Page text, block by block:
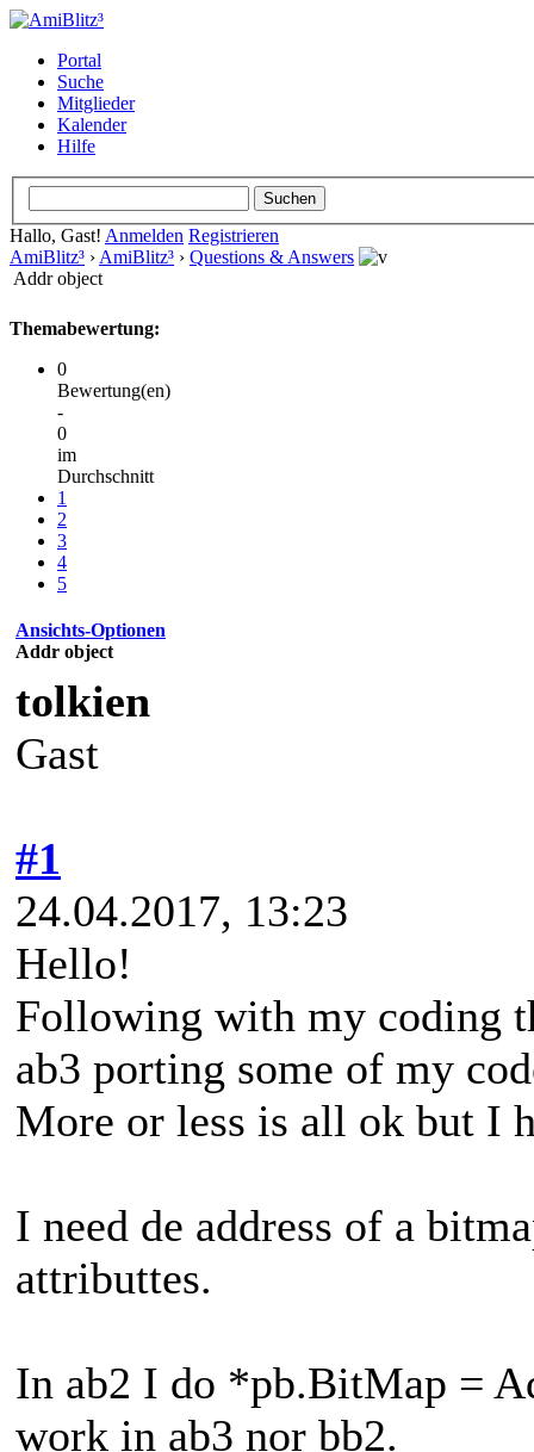
Portal
Suche
Mitglieder
Kalender
Hilfe
Hallo, Gast! Anmelden Registrieren
AmiBlitz³ › AmiBlitz³ › Questions & Answers
Addr object
Themabewertung:
0
Bewertung(en)
-
0
im
Durchschnitt
1
2
3
4
5
Ansichts-Optionen
Addr object
tolkien
Gast
#1
24.04.2017, 13:23
Hello!
Following with my coding
ab3 porting some of my
More or less is all ok but I
I need de address of a
attributtes.
In ab2 I do *pb.BitMap =
work in ab3 nor bb2.